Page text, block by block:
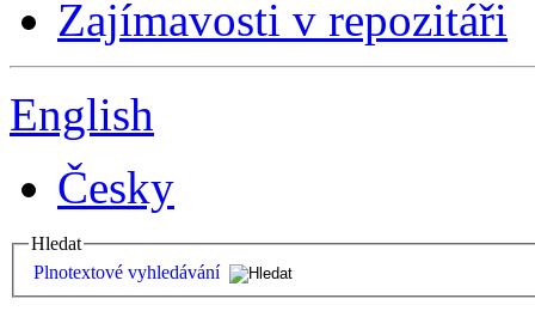
Zajímavosti v repozitáři
English
Česky
Hledat
Plnotextové vyhledávání